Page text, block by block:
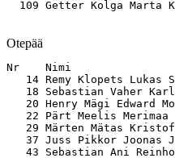
Otepää
Nr    Nimi
14 Remy Klopets
18 Sebastian Vaher
20 Henry Mägi Edward
22 Pärt Meelis
29 Märten Mätas
37 Juss Pikkor
43 Sebastian Ani